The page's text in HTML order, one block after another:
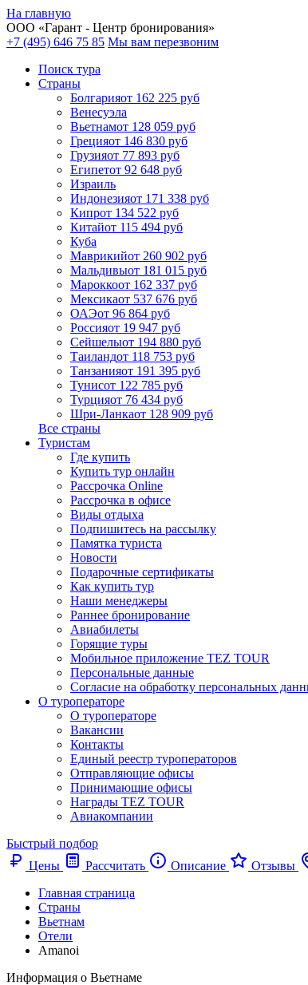
На главную
ООО «Гарант - Центр бронирования»
+7 (495) 646 75 85 Мы вам перезвоним
Поиск тура
Cтраны
Болгарияот 162 225 руб
Венесуэла
Вьетнамот 128 059 руб
Грецияот 146 830 руб
Грузияот 77 893 руб
Египетот 92 648 руб
Израиль
Индонезияот 171 338 руб
Кипрот 134 522 руб
Китайот 115 494 руб
Куба
Маврикийот 260 902 руб
Мальдивыот 181 015 руб
Мароккоот 162 337 руб
Мексикаот 537 676 руб
ОАЭот 96 864 руб
Россияот 19 947 руб
Сейшелыот 194 880 руб
Таиландот 118 753 руб
Танзанияот 191 395 руб
Тунисот 122 785 руб
Турцияот 76 434 руб
Шри-Ланкаот 128 909 руб
Все страны
Туристам
Где купить
Купить тур онлайн
Рассрочка Online
Рассрочка в офисе
Виды отдыха
Подпишитесь на рассылку
Памятка туриста
Новости
Подарочные сертификаты
Как купить тур
Наши менеджеры
Раннее бронирование
Авиабилеты
Горящие туры
Мобильное приложение TEZ TOUR
Персональные данные
Согласие на обработку персональных
О туроператоре
О туроператоре
Вакансии
Контакты
Единый реестр туроператоров
Отправляющие офисы
Принимающие офисы
Награды TEZ TOUR
Авиакомпании
Быстрый подбор
Цены
Рассчитать Описание Отзывы
Главная страница
Cтраны
Вьетнам
Отели
Amanoi
Информация о Вьетнаме